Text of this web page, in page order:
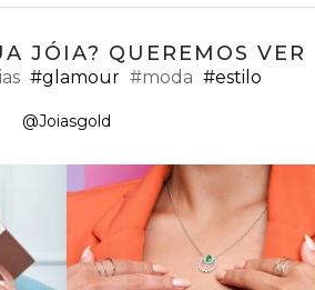
JÓIA? QUEREMOS VER
#glamour #moda #estilo
@Joiasgold